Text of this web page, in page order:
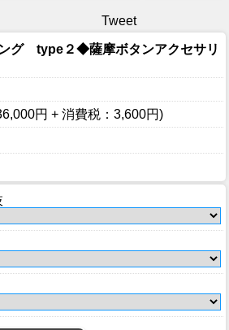
Tweet
グ type２◆薩摩ボタンアクセサリ
円 + 消費税：3,600円)